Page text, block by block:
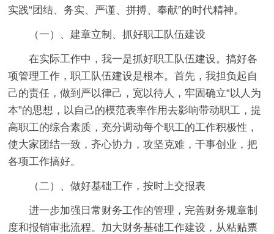
实践“团结、务实、严谨、拼搏、奉献”的时代精神。
（一）、建章立制、抓好职工队伍建设
在实际工作中，我一是抓好职工队伍建设。搞好各
项管理工作，职工队伍建设是根本。首先，我担负起自
己的责任，做到严以律己，宽以待人，牢固确立“以人为
本”的思想，以自己的模范表率作用去影响带动职工，提
高职工的综合素质，充分调动每个职工的工作积极性，
使大家团结一致，齐心协力，攻坚克难，干事创业，把
各项工作搞好。
（二）、做好基础工作，按时上交报表
进一步加强日常财务工作的管理，完善财务规章制
度和报销审批流程。加大财务基础工作建设，从粘贴票